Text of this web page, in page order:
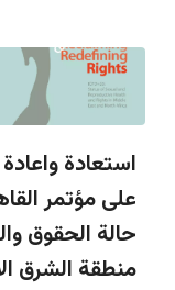
استعادة
على مؤتمر
حالة الحقوق
منطقة الشرق